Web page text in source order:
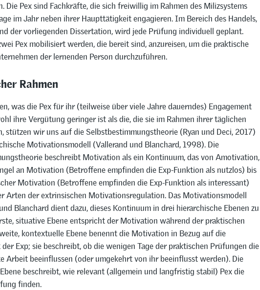
Die Pex sind Fachkräfte, die sich freiwillig im Rahmen des Milizsystems
im Jahr neben ihrer Haupttätigkeit engagieren. Im Bereich des Handels,
der vorliegenden Dissertation, wird jede Prüfung individuell geplant.
Pex mobilisiert werden, die bereit sind, anzureisen, um die praktische
der lernenden Person durchzuführen.
Rahmen
was die Pex für ihr (teilweise über viele Jahre dauerndes) Engagement
ihre Vergütung geringer ist als die, die sie im Rahmen ihrer täglichen
stützen wir uns auf die Selbstbestimmungstheorie (Ryan und Deci, 2017)
Motivationsmodell (Vallerand und Blanchard, 1998). Die
beschreibt Motivation als ein Kontinuum, das von Amotivation,
an Motivation (Betroffene empfinden die Exp-Funktion als nutzlos) bis
Motivation (Betroffene empfinden die Exp-Funktion als interessant)
Arten der extrinsischen Motivationsregulation. Das Motivationsmodell
Blanchard dient dazu, dieses Kontinuum in drei hierarchische Ebenen zu
situative Ebene entspricht der Motivation während der praktischen
kontextuelle Ebene benennt die Motivation in Bezug auf die
Exp; sie beschreibt, ob die wenigen Tage der praktischen Prüfungen die
Arbeit beeinflussen (oder umgekehrt von ihr beeinflusst werden). Die
beschreibt, wie relevant (allgemein und langfristig stabil) Pex die
finden.